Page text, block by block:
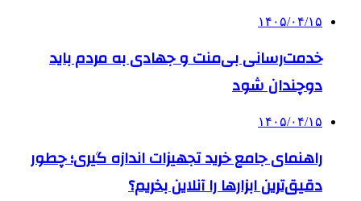
۱۴۰۵/۰۴/۱۵
خدمت‌رسانی بی‌منت و جهادی به مردم باید
دوچندان شود
۱۴۰۵/۰۴/۱۵
راهنمای جامع خرید تجهیزات اندازه گیری؛ چطور
دقیق‌ترین ابزارها را آنلاین بخریم؟